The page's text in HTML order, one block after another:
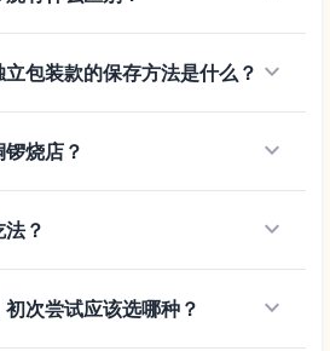
包装款的保存方法是什么？ keyboard_arrow_down
烧店？ keyboard_arrow_down
？ keyboard_arrow_down
次尝试应该选哪种？ keyboard_arrow_down